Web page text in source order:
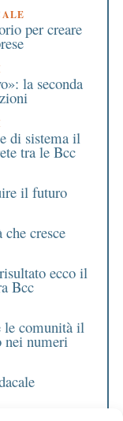
per creare
la seconda
di sistema il
tra le Bcc
il futuro
cresce
ecco il
Bcc
le comunità il
nei numeri